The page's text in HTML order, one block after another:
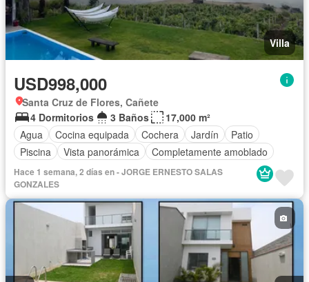
Villa
USD998,000
Santa Cruz de Flores, Cañete
4 Dormitorios
3 Baños
17,000 m²
Agua
Cocina equipada Cochera Jardín
Patio
Piscina
Vista panorámica Completamente amoblado
Hace 1 semana, 2 días en - JORGE ERNESTO SALAS
GONZALES